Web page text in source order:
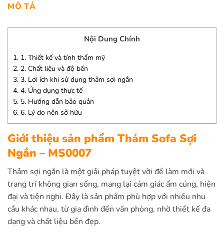
MÔ TẢ
Nội Dung Chính
1. 1. Thiết kế và tính thẩm mỹ
2. 2. Chất liệu và độ bền
3. 3. Lợi ích khi sử dụng thảm sợi ngắn
4. 4. Ứng dụng thực tế
5. 5. Hướng dẫn bảo quản
6. 6. Lý do nên sở hữu
Giới thiệu sản phẩm Thảm Sofa Sợi
Ngắn – MS0007
Thảm sợi ngắn là một giải pháp tuyệt vời để làm mới và
trang trí không gian sống, mang lại cảm giác ấm cúng, hiện
đại và tiện nghi. Đây là sản phẩm phù hợp với nhiều nhu
cầu khác nhau, từ gia đình đến văn phòng, nhờ thiết kế đa
dạng và chất liệu bền đẹp.